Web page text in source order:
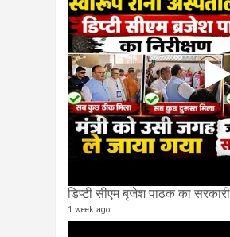
डिप्टी सीएम बृजेश पाठक का
1 week ago